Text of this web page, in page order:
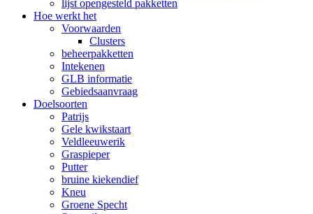
lijst opengesteld pakketten
Hoe werkt het
Voorwaarden
Clusters
beheerpakketten
Intekenen
GLB informatie
Gebiedsaanvraag
Doelsoorten
Patrijs
Gele kwikstaart
Veldleeuwerik
Graspieper
Putter
bruine kiekendief
Kneu
Groene Specht